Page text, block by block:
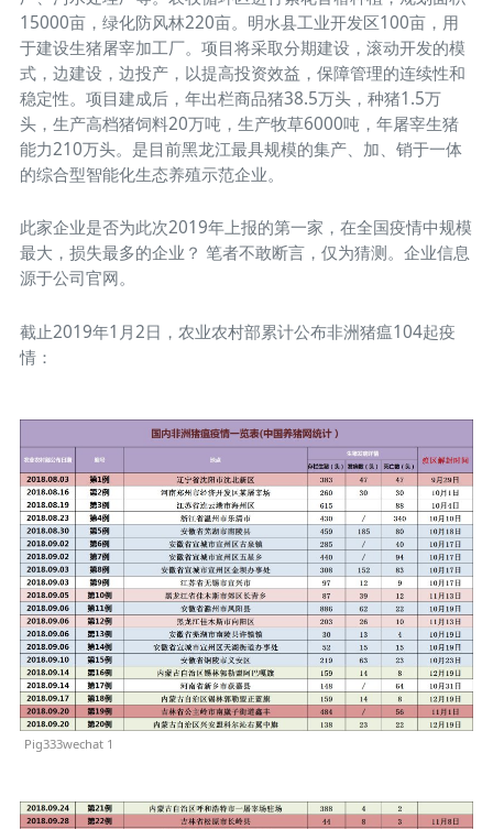
15000亩，绿化防风林220亩。明水县工业开发区100亩，用
于建设生猪屠宰加工厂。项目将采取分期建设，滚动开发的模
式，边建设，边投产，以提高投资效益，保障管理的连续性和
稳定性。项目建成后，年出栏商品猪38.5万头，种猪1.5万
头，生产高档猪饲料20万吨，生产牧草6000吨，年屠宰生猪
能力210万头。是目前黑龙江最具规模的集产、加、销于一体
的综合型智能化生态养殖示范企业。
此家企业是否为此次2019年上报的第一家，在全国疫情中规模
最大，损失最多的企业？ 笔者不敢断言，仅为猜测。企业信息
源于公司官网。
截止2019年1月2日，农业农村部累计公布非洲猪瘟104起疫
情：
Pig333wechat 1